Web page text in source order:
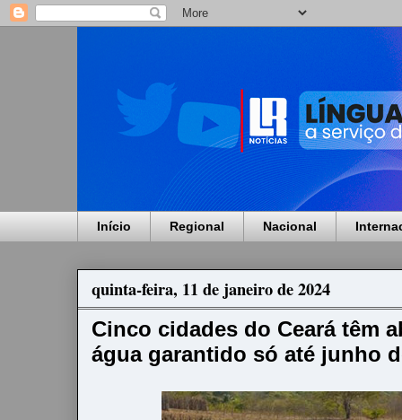
Início Regional Nacional
quinta-feira, 11 de janeiro de 2024
Cinco cidades do Ceará têm
água garantido só até junho